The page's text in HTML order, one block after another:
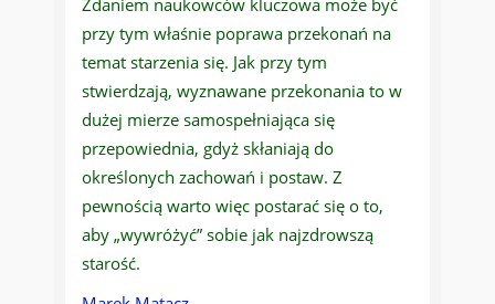
przy tym właśnie poprawa przekonań na
temat starzenia się. Jak przy tym
stwierdzają, wyznawane przekonania to w
dużej mierze samospełniająca się
przepowiednia, gdyż skłaniają do
określonych zachowań i postaw. Z
pewnością warto więc postarać się o to,
aby „wywróżyć” sobie jak najzdrowszą
starość.